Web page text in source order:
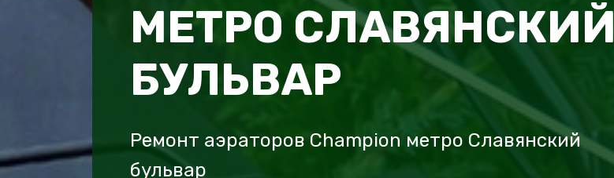
МЕТРО СЛАВЯНСКИЙ
БУЛЬВАР
Ремонт аэраторов Champion метро Славянский
бульвар